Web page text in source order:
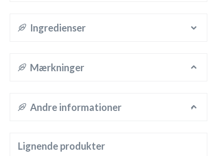
Ingredienser
Mærkninger
Andre informationer
Lignende produkter